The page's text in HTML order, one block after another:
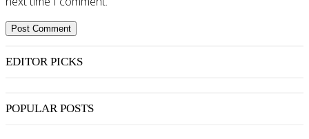
EDITOR PICKS
POPULAR POSTS